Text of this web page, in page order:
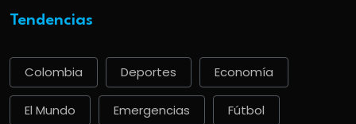
Tendencias
Colombia Deportes Economía
El Mundo Emergencias Fútbol